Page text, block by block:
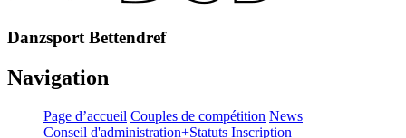
Danzsport Bettendref
Navigation
Page d’accueil Couples de compétition News
Conseil d'administration+Statuts Inscription